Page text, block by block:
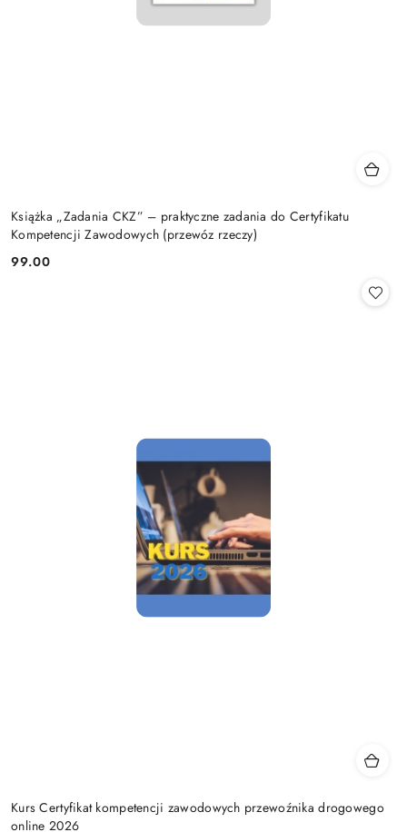
Książka „Zadania CKZ” – praktyczne zadania do Certyfikatu
Kompetencji Zawodowych (przewóz rzeczy)
Cena:
99.00
Kurs Certyfikat kompetencji zawodowych przewoźnika drogowego
online 2026